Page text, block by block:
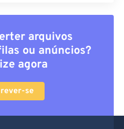
arquivos
ou anúncios?
agora
se